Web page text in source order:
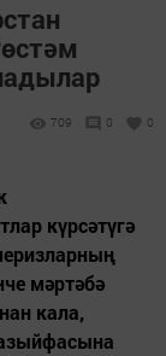
709 0 0
күрсәтүгә
мәртәбә
кала,